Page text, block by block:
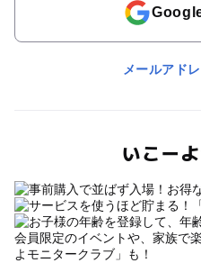
メールアド
いこー
会員限定のイベントや、家族で
よモニタークラブ」も！